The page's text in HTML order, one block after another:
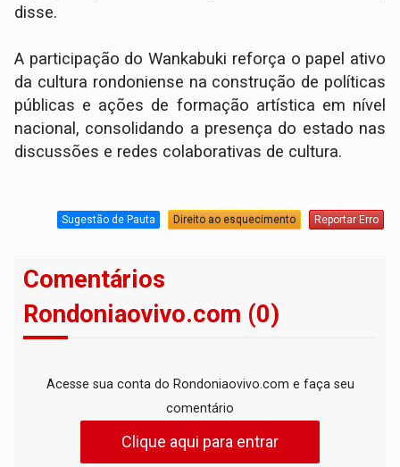
disse.
A participação do Wankabuki reforça o papel ativo
da cultura rondoniense na construção de políticas
públicas e ações de formação artística em nível
nacional, consolidando a presença do estado nas
discussões e redes colaborativas de cultura.
Sugestão de Pauta Direito ao esquecimento Reportar Erro
Comentários
Rondoniaovivo.com (0)
Acesse sua conta do Rondoniaovivo.com e faça seu
comentário
Clique aqui para entrar